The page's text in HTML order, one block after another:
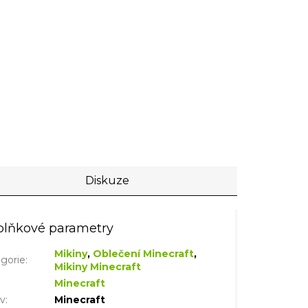
Diskuze
parametry
: Mikiny, Oblečení Minecraft,
Mikiny Minecraft
Minecraft
: Minecraft